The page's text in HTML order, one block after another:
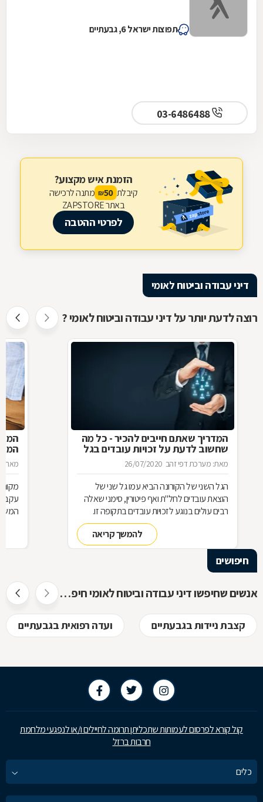
תפוצות ישראל 6, גבעתיים
03-6486488
הזמנת איש מקצוע?
קיבלת 50
₪ מתנה לרכישה
באתר ZAPSTORE
לפרטי ההטבה
דיני עבודה וביטוח לאומי
רוצה לדעת יותר על דיני עבודה וביטוח לאומי ?
המדריך שאתם חייבים להכיר - כל מה
שחשוב לדעת על זכויות עובדים בגל
הקורונה השני
מאת: מערכת דפי זהב 26/07/2020
הגל השני של הקורונה הביא עמו גל שני של
הוצאת עובדים לחל"ת ואף פיטורין, סימני שאלה
רבים עולים בנוגע לזכויות עובדים בתקופה זו.
ריכזנו עבורכם מספר שאלות ותשובות חשובות
להמשך קריאה
מאת:
עקב
חיפושים
אנשים שחיפשו דיני עבודה וביטוח לאומי חיפשו גם
קצבת ניידות בגבעתיים ועדה רפואית בגבעתיים
קול קורא לפרסום לעמותות שתכליתן תרומה לחיילים ו/או לנפגעי מלחמת
חרבות ברזל
כלים